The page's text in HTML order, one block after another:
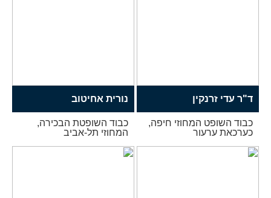
ד"ר עדי זרנקין
כבוד השופט המחוזי חיפה,
כערכאת ערעור
נורית אחיטוב
כבוד השופטת הבכירה,
המחוזי תל-אביב